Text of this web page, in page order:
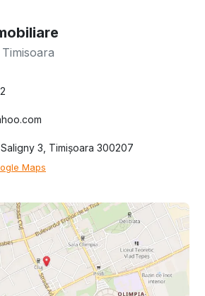
3, Timișoara 300207
Maps